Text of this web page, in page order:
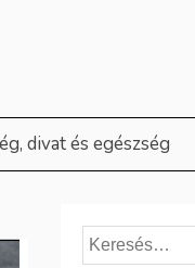
divat és egészség
Keresés: